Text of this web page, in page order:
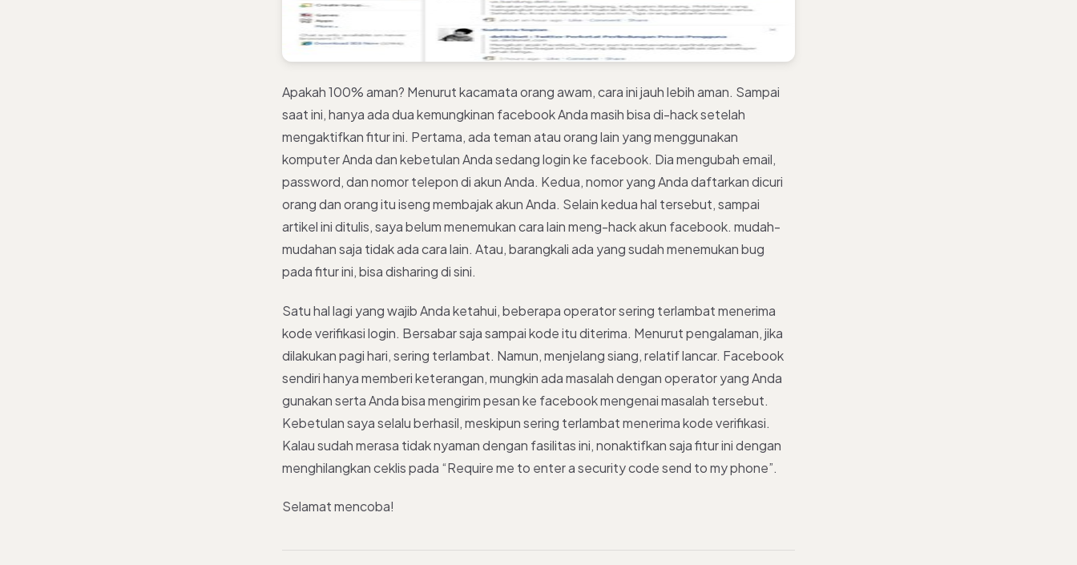
Apakah 100% aman? Menurut kacamata orang awam, cara ini jauh lebih aman. Sampai
saat ini, hanya ada dua kemungkinan facebook Anda masih bisa di-hack setelah
mengaktifkan fitur ini. Pertama, ada teman atau orang lain yang menggunakan
komputer Anda dan kebetulan Anda sedang login ke facebook. Dia mengubah email,
password, dan nomor telepon di akun Anda. Kedua, nomor yang Anda daftarkan dicuri
orang dan orang itu iseng membajak akun Anda. Selain kedua hal tersebut, sampai
artikel ini ditulis, saya belum menemukan cara lain meng-hack akun facebook. mudah-
mudahan saja tidak ada cara lain. Atau, barangkali ada yang sudah menemukan bug
pada fitur ini, bisa disharing di sini.
Satu hal lagi yang wajib Anda ketahui, beberapa operator sering terlambat menerima
kode verifikasi login. Bersabar saja sampai kode itu diterima. Menurut pengalaman, jika
dilakukan pagi hari, sering terlambat. Namun, menjelang siang, relatif lancar. Facebook
sendiri hanya memberi keterangan, mungkin ada masalah dengan operator yang Anda
gunakan serta Anda bisa mengirim pesan ke facebook mengenai masalah tersebut.
Kebetulan saya selalu berhasil, meskipun sering terlambat menerima kode verifikasi.
Kalau sudah merasa tidak nyaman dengan fasilitas ini, nonaktifkan saja fitur ini dengan
menghilangkan ceklis pada “Require me to enter a security code send to my phone”.
Selamat mencoba!